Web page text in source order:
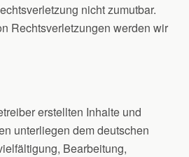
nicht zumutbar.
Rechtsverletzungen werden wir
erstellten Inhalte und
unterliegen dem deutschen
Bearbeitung,